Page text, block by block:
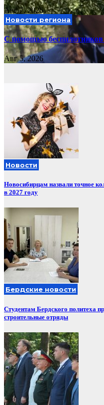
Авг 7, 2026
Новости региона
С помощью беспилотников
Авг 5, 2026
Новости
Новосибирцам назвали точное
в 2027 году
Бердские новости
Студентам Бердского политеха
строительные отряды